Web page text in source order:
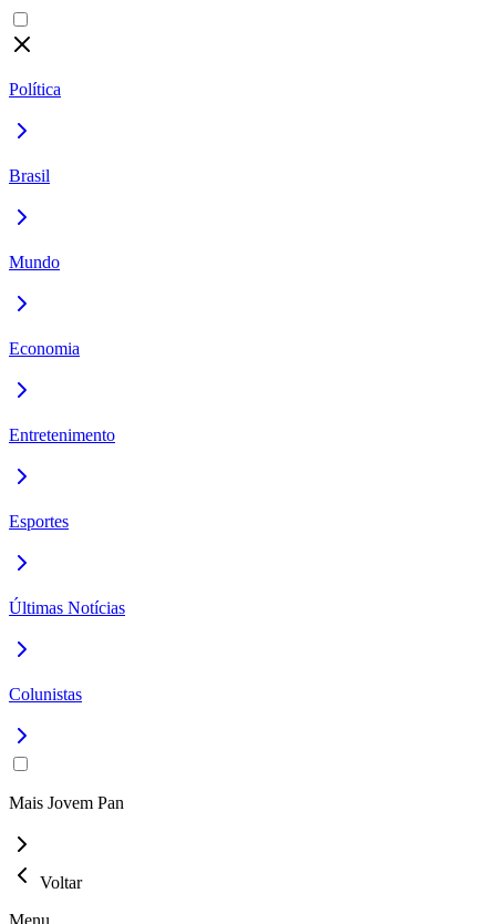
Política
Brasil
Mundo
Economia
Entretenimento
Esportes
Últimas Notícias
Colunistas
Mais Jovem Pan
Voltar
Menu